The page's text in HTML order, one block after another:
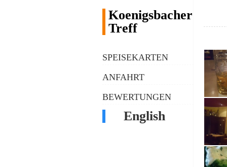
Koenigsbacher
Treff
SPEISEKARTEN
ANFAHRT
BEWERTUNGEN
English